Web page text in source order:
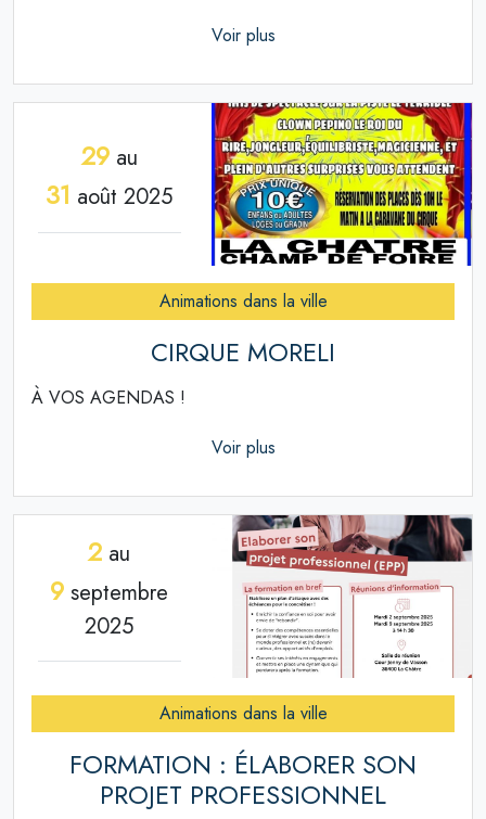
Voir plus
29au
31 août 2025
Animations dans la ville
CIRQUE MORELI
À VOS AGENDAS !
Voir plus
2 au
9 septembre
2025
Animations dans la ville
FORMATION : ÉLABORER SON
PROJET PROFESSIONNEL